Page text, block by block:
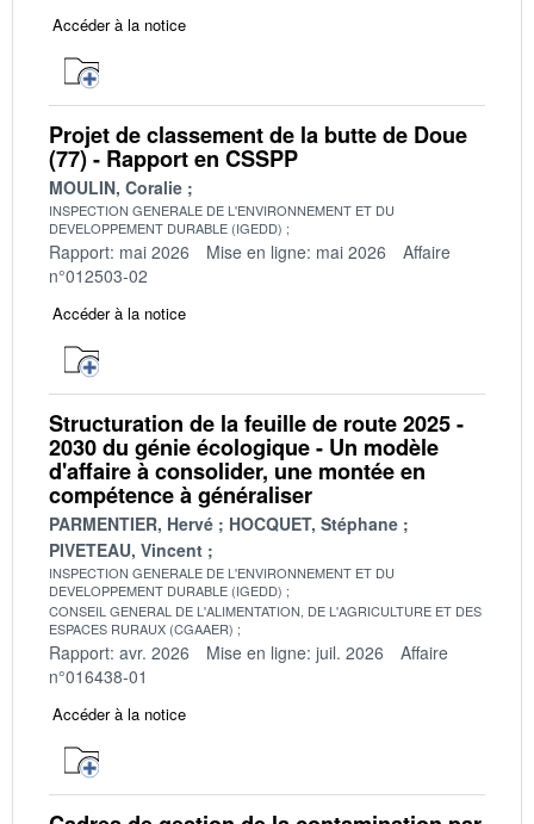
Accéder à la notice
Projet de classement de la butte de Doue
(77) - Rapport en CSSPP
MOULIN, Coralie
INSPECTION GENERALE DE L'ENVIRONNEMENT ET DU
DEVELOPPEMENT DURABLE (IGEDD)
Rapport: mai 2026 Mise en ligne: mai 2026
Affaire
n°012503-02
Accéder à la notice
Structuration de la feuille de route 2025 -
2030 du génie écologique - Un modèle
d'affaire à consolider, une montée en
compétence à généraliser
PARMENTIER, Hervé
HOCQUET, Stéphane
PIVETEAU, Vincent
INSPECTION GENERALE DE L'ENVIRONNEMENT ET DU
DEVELOPPEMENT DURABLE (IGEDD)
CONSEIL GENERAL DE L'ALIMENTATION, DE L'AGRICULTURE ET DES
ESPACES RURAUX (CGAAER)
Rapport: avr. 2026 Mise en ligne: juil. 2026
Affaire
n°016438-01
Accéder à la notice